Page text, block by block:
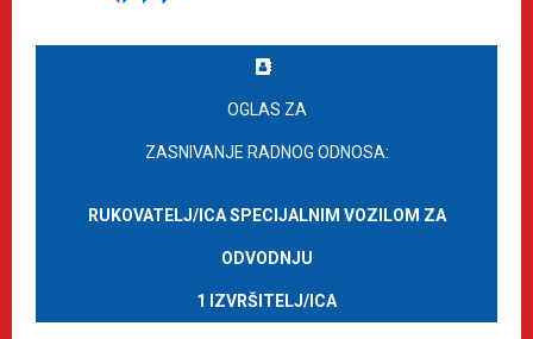
OGLAS ZA
ZASNIVANJE RADNOG ODNOSA:
RUKOVATELJ/ICA SPECIJALNIM VOZILOM ZA
ODVODNJU
1 IZVRŠITELJ/ICA